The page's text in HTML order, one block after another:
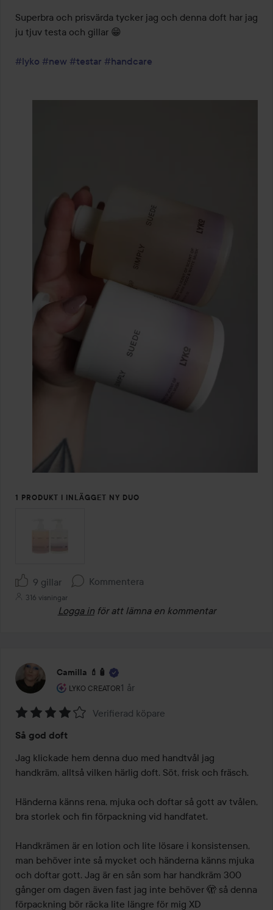
Superbra och prisvärda tycker jag och denna doft har jag
ju tjuv testa och gillar 😁
#lyko #new #testar #handcare
1 PRODUKT I INLÄGGET NY DUO
9 gillar Kommentera
316 visningar
Logga in för att lämna en kommentar
Camilla 💄🧴
LYKO CREATOR
Användarens roll: Lyko Creator.
1 år
Inlägget skapades 1 år
4
av
5
Verifierad köpare
Så god doft
Jag klickade hem denna duo med handtvål jag
handkräm, alltså vilken härlig doft. Söt, frisk och fräsch.
Händerna känns rena, mjuka och doftar så gott av tvålen,
bra storlek och fin förpackning vid handfatet.
Handkrämen är en lotion och lite lösare i konsistensen,
man behöver inte så mycket och händerna känns mjuka
och doftar gott. Jag är en sån som har handkräm 300
gånger om dagen även fast jag inte behöver 🫣 så denna
förpackning bör räcka lite längre för mig XD